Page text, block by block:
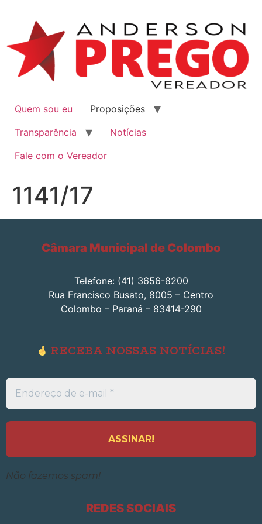
Quem sou eu
Proposições
Transparência
Notícias
Fale com o Vereador
1141/17
Câmara Municipal de Colombo
Telefone: (41) 3656-8200
Rua Francisco Busato, 8005 – Centro
Colombo – Paraná – 83414-290
RECEBA NOSSAS NOTÍCIAS!
Endereço
de
e-
*
Não fazemos spam!
REDES SOCIAIS